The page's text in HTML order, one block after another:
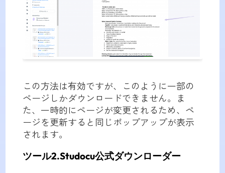
この方法は有効ですが、このように一部の
ページしかダウンロードできません。ま
た、一時的にページが変更されるため、ペ
ージを更新すると同じポップアップが表示
されます。
ツール2.Studocu公式ダウンローダー